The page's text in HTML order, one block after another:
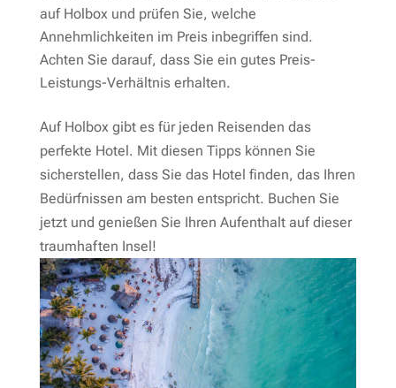
auf Holbox und prüfen Sie, welche
Annehmlichkeiten im Preis inbegriffen sind.
Achten Sie darauf, dass Sie ein gutes Preis-
Leistungs-Verhältnis erhalten.
Auf Holbox gibt es für jeden Reisenden das
perfekte Hotel. Mit diesen Tipps können Sie
sicherstellen, dass Sie das Hotel finden, das Ihren
Bedürfnissen am besten entspricht. Buchen Sie
jetzt und genießen Sie Ihren Aufenthalt auf dieser
traumhaften Insel!